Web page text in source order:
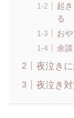
起
る
お
余
夜泣き
夜泣き